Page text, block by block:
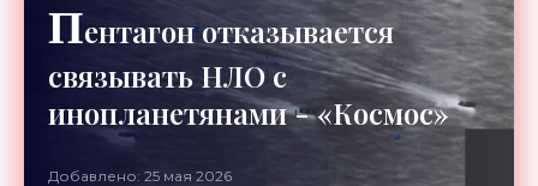
Пентагон отказывается
связывать НЛО с
инопланетянами - «Космос»
Добавлено: 25 мая 2026